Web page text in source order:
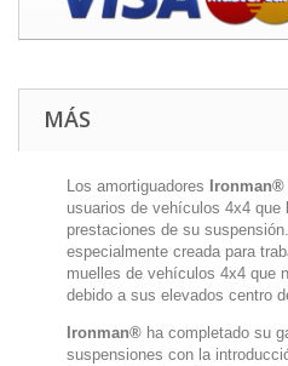
MÁS
Los amortiguadores
usuarios de vehículos 4x4 que
prestaciones de su
especialmente creada para
muelles de vehículos 4x4 que
debido a sus elevados centro
Ironman® ha completado su
suspensiones con la